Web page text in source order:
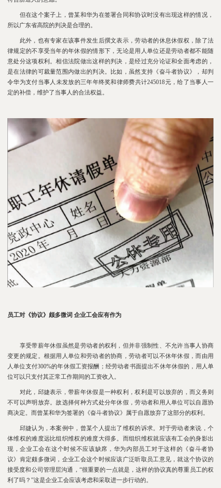
但在这个案子上，曾某和华为在签署合同和协议时没有出现这样的情况，
所以广东省高院的判决是合理的。
此外，也有专家在该事件发生后撰文表示，劳动者的休息休假权，除了法
律规定的不享受当年的年休假的情形下，无论是用人单位还是劳动者都不能随
意处分这项权利。相信法院做出这样的判决，是经过充分论证和全面考虑的，
是在法律的可裁量范围内做出的判决。比如，虽然支持《奋斗者协议》，却判
令华为支付当事人未发放的三年年终奖和律师费共计245018元，给了当事人一
定的补偿，维护了当事人的合法权益。
员工对《协议》颇多微词 企业工会应有作为
享受带薪年休假虽然是劳动者的权利，但并非强制性、不允许当事人协商
变更的规定。根据用人单位和劳动者的协商，劳动者可以不休年休假，而由用
人单位支付300%的年休假工资报酬；经劳动者书面提出不休年休假的，用人单
位可以只支付其正常工作期间的工资收入。
对此，邱婕表示，带薪年休假是一种权利，权利是可以放弃的，而义务则
不可以声明放弃。故选择何种方式处分年休假，劳动者和用人单位可以自愿协
商决定。而曾某和华为签署的《奋斗者协议》属于自愿放弃了这部分的权利。
邱婕认为，本案例中，曾某个人提出了维权的诉求。对于劳动者来说，个
体维权的难度远比组织维权的难度大得多。而组织维权就应该有工会的身影出
现，企业工会在这个时候不应该缺席，华为内部员工对于这样的《奋斗者协
议》肯定颇多微词，企业工会这个时候应该广泛听取员工意见，就这个协议的
接受度和公司管理层沟通，“很重要的一点就是，这样的协议真的尊重员工的权
利了吗？”这是企业工会应该考虑和采取进一步行动的。